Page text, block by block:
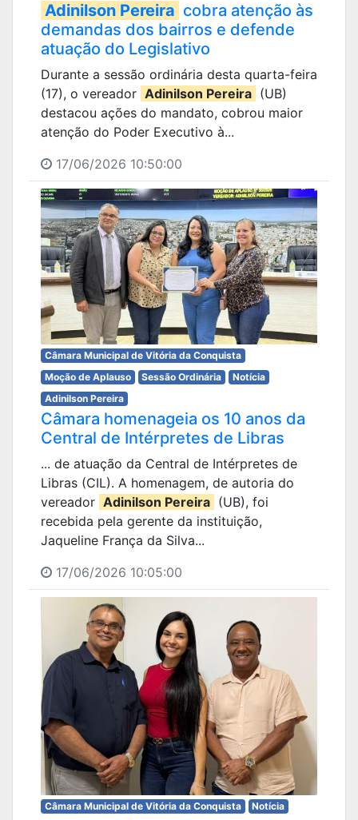
Adinilson Pereira cobra atenção às
demandas dos bairros e defende
atuação do Legislativo
Durante a sessão ordinária desta quarta-feira
(17), o vereador Adinilson Pereira (UB)
destacou ações do mandato, cobrou maior
atenção do Poder Executivo à...
17/06/2026 10:50:00
Câmara Municipal de Vitória da Conquista
Moção de Aplauso
Sessão Ordinária
Notícia
Adinilson Pereira
Câmara homenageia os 10 anos da
Central de Intérpretes de Libras
... de atuação da Central de Intérpretes de
Libras (CIL). A homenagem, de autoria do
vereador Adinilson Pereira (UB), foi
recebida pela gerente da instituição,
Jaqueline França da Silva...
17/06/2026 10:05:00
Câmara Municipal de Vitória da Conquista
Notícia